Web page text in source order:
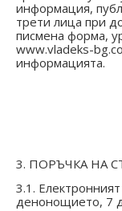
информация,
трети лица при
писмена форма,
www.vladeks-
информацията.
3. ПОРЪЧКА НА
3.1.
денонощието, 7